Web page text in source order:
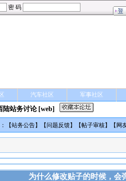
汽车社区 军事社区
陆站务讨论 [web]
【站务公告】【问题反馈】【帖子审核】【 网
为什么修改贴子的时候，会